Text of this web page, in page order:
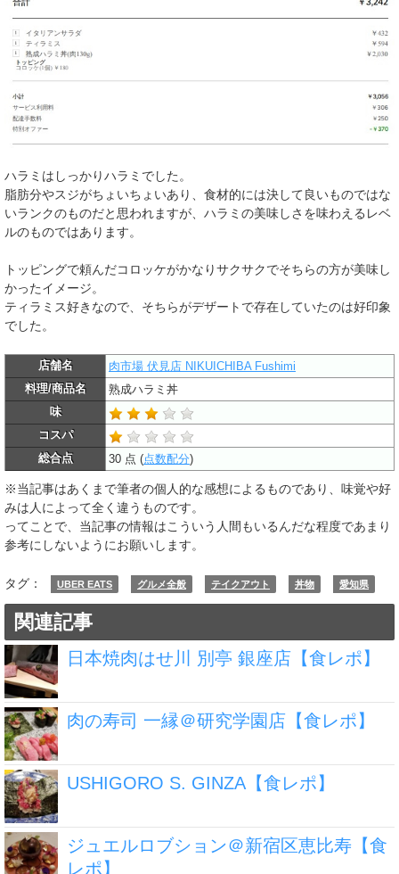
ハラミはしっかりハラミでした。
脂肪分やスジがちょいちょいあり、食材的には決して良いものではな
いランクのものだと思われますが、ハラミの美味しさを味わえるレベ
ルのものではあります。
トッピングで頼んだコロッケがかなりサクサクでそちらの方が美味し
かったイメージ。
ティラミス好きなので、そちらがデザートで存在していたのは好印象
でした。
店舗名
肉市場 伏見店 NIKUICHIBA Fushimi
料理/商品名
熟成ハラミ丼
味
コスパ
総合点
30 点 (点数配分)
※当記事はあくまで筆者の個人的な感想によるものであり、味覚や好
みは人によって全く違うものです。
ってことで、当記事の情報はこういう人間もいるんだな程度であまり
参考にしないようにお願いします。
タグ： UBER EATS グルメ全般 テイクアウト 丼物 愛知県
関連記事
日本焼肉はせ川 別亭 銀座店【食レポ】
肉の寿司 一縁＠研究学園店【食レポ】
USHIGORO S. GINZA【食レポ】
ジュエルロブション＠新宿区恵比寿【食
レポ】